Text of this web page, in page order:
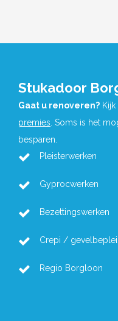
Stukadoor
Gaat u renoveren?
premies. Soms is het
besparen.
Pleisterwerken
Gyprocwerken
Bezettingswerken
Crepi /
Regio Borgloon